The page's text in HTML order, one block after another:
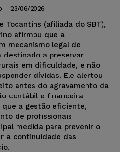
- 23/06/2026
Tocantins (afiliada do SBT),
afirmou que a
mecanismo legal de
destinado a preservar
em dificuldade, e não
dívidas. Ele alertou
antes do agravamento da
contábil e financeira
a gestão eficiente,
de profissionais
medida para prevenir o
a continuidade das